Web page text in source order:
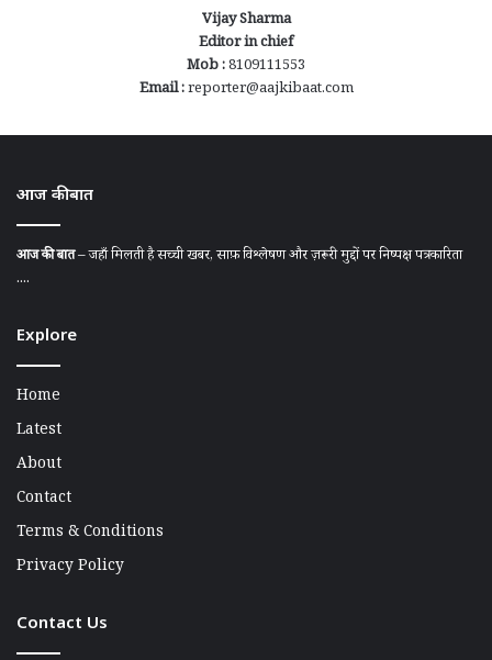
Vijay Sharma
Editor in chief
Mob :8109111553
Email :reporter@aajkibaat.com
आज की बात
आज की बात– जहाँ मिलती है सच्ची खबर, साफ़ विश्लेषण और ज़रूरी मुद्दों पर निष्पक्ष पत्रकारिता
....
Explore
Home
Latest
About
Contact
Terms & Conditions
Privacy Policy
Contact Us